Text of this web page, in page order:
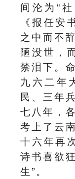
间沦为“
《报任安
之中而不
陋没世，
禁泪下。
九六二年
民、三年
七八年，
考上了云
十六年再
诗书喜欲
生”。